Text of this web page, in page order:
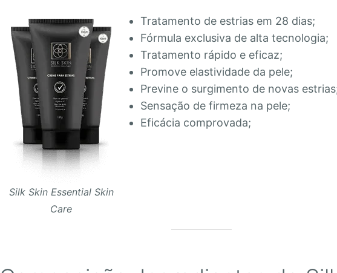
Silk Skin Essential Skin
Care
Tratamento de estrias em 28 dias;
Fórmula exclusiva de alta tecnologia;
Tratamento rápido e eficaz;
Promove elastividade da pele;
Previne o surgimento de novas
Sensação de firmeza na pele;
Eficácia comprovada;